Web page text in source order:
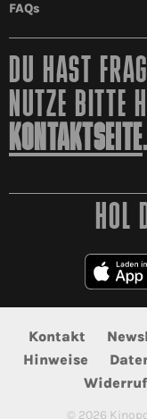
FAQs
DU HAST
NUTZE BITTE
KONTAKTSEITE.
HOL
Kontakt
Hinweise
Widerruf
© 2026